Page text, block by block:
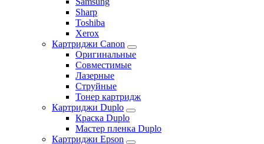
Sharp
Toshiba
Xerox
Картриджи Canon
Оригинальные
Совместимые
Лазерные
Струйные
Тонер картридж
Картриджи Duplo
Краска Duplo
Мастер пленка Duplo
Картриджи Epson